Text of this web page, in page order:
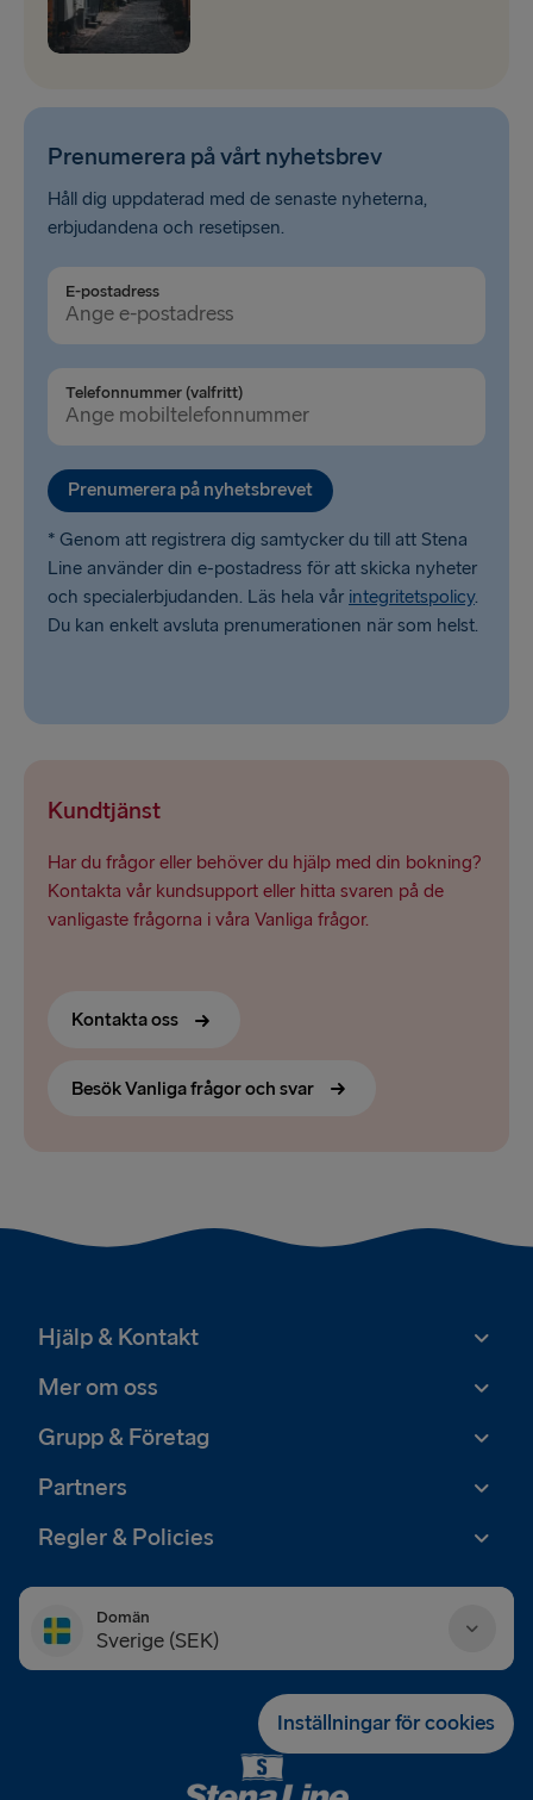
Prenumerera på vårt nyhetsbrev
Håll dig uppdaterad med de senaste nyheterna,
erbjudandena och resetipsen.
E-postadress
Telefonnummer (valfritt)
Prenumerera på nyhetsbrevet
* Genom att registrera dig samtycker du till att Stena
Line använder din e-postadress för att skicka nyheter
och specialerbjudanden. Läs hela vår integritetspolicy.
Du kan enkelt avsluta prenumerationen när som helst.
Kundtjänst
Har du frågor eller behöver du hjälp med din bokning?
Kontakta vår kundsupport eller hitta svaren på de
vanligaste frågorna i våra Vanliga frågor.
Kontakta oss
Besök Vanliga frågor och svar
Hjälp & Kontakt
Mer om oss
Grupp & Företag
Partners
Regler & Policies
Domän
Sverige (SEK)
Inställningar för cookies